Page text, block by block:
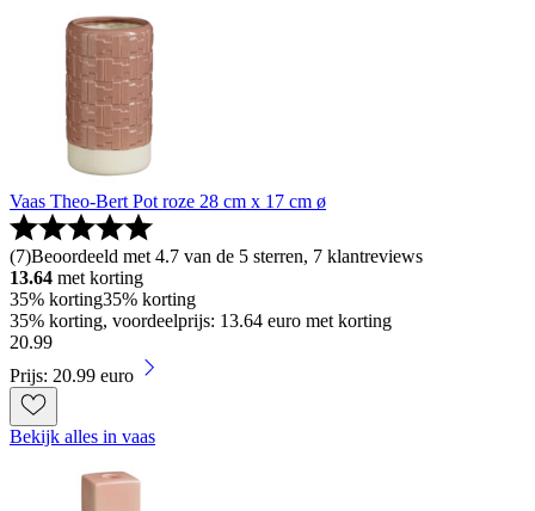
Vaas Theo-Bert Pot roze 28 cm x 17 cm ø
(7)Beoordeeld met 4.7 van de 5 sterren, 7 klantreviews
13.64 met korting
35% korting35% korting
35% korting, voordeelprijs: 13.64 euro met korting
20.99
Prijs: 20.99 euro
Bekijk alles in vaas